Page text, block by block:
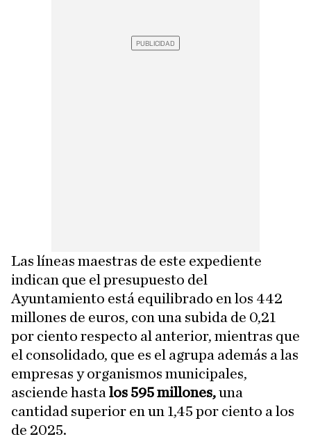
Las líneas maestras de este expediente
indican que el presupuesto del
Ayuntamiento está equilibrado en los 442
millones de euros, con una subida de 0,21
por ciento respecto al anterior, mientras que
el consolidado, que es el agrupa además a las
empresas y organismos municipales,
asciende hasta los 595 millones,una
cantidad superior en un 1,45 por ciento a los
de 2025.